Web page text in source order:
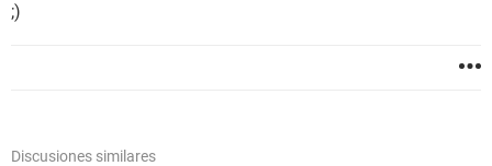
;)
Discusiones similares